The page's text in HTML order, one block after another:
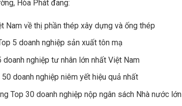
Hòa Phát đang:
Nam về thị phần thép xây dựng và ống thép
5 doanh nghiệp sản xuất tôn mạ
doanh nghiệp tư nhân lớn nhất Việt Nam
50 doanh nghiệp niêm yết hiệu quả nhất
Top 30 doanh nghiệp nộp ngân sách Nhà nước